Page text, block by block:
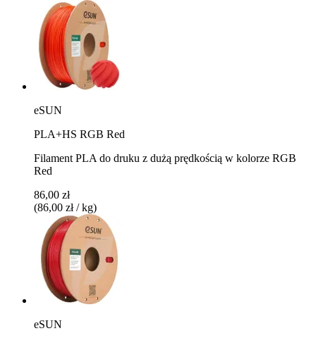
eSUN
PLA+HS RGB Red
Filament PLA do druku z dużą prędkością w kolorze RGB
Red
86,00 zł
(86,00 zł / kg)
eSUN